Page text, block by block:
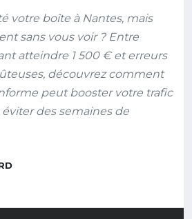
votre boîte à Nantes, mais
sans vous voir ? Entre
atteindre 1 500 € et erreurs
découvrez comment
peut booster votre trafic
éviter des semaines de